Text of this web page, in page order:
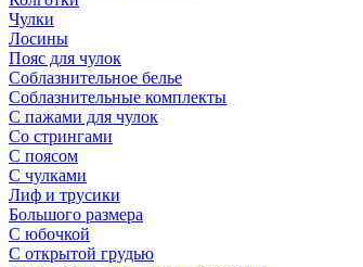
Чулки
Лосины
Пояс для чулок
Соблазнительное белье
Соблазнительные комплекты
С пажами для чулок
Со стрингами
С поясом
С чулками
Лиф и трусики
Большого размера
С юбочкой
С открытой грудью